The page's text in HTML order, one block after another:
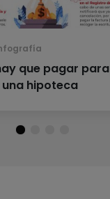
que pagar para
hipoteca